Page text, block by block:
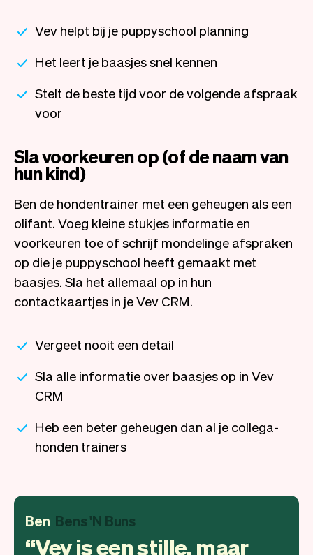
Vev helpt bij je puppyschool planning
Het leert je baasjes snel kennen
Stelt de beste tijd voor de volgende afspraak
voor
Sla voorkeuren op (of de naam van
hun kind)
Ben de hondentrainer met een geheugen als een
olifant. Voeg kleine stukjes informatie en
voorkeuren toe of schrijf mondelinge afspraken
op die je puppyschool heeft gemaakt met
baasjes. Sla het allemaal op in hun
contactkaartjes in je Vev CRM.
Vergeet nooit een detail
Sla alle informatie over baasjes op in Vev
CRM
Heb een beter geheugen dan al je collega-
honden trainers
Ben Bens 'N Buns
Vev is een stille, maar